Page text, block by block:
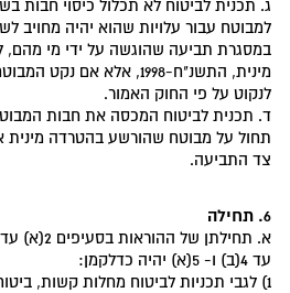
ג. תכנית לביטוח לא תכלול כיסוי חבות
למבוטח עבור עלויות שהוא יהיה מחויב
במסגרת תביעה שהוגשה על ידי מי מהם,
מינית, התשנ"ח-1998, אלא
לנקוט על פי החוק האמור.
ד. תכנית לביטוח המכסה את חבות
תחול על מבוטח שהורשע בהטרדה מינית
צד התביעה.
6. תחילה
עד 4(ב) ו- 5(א) יהיה כדלקמן:
1) לגבי תכניות לביטוח מחלות קשות,